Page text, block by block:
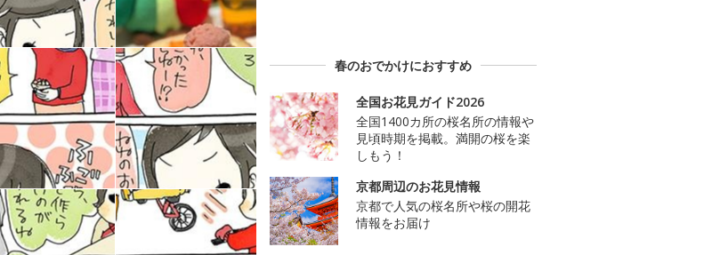
春のおでかけにおすすめ
全国お花見ガイド2026
全国1400カ所の桜名所の情報や
見頃時期を掲載。満開の桜を楽
しもう！
京都周辺のお花見情報
京都で人気の桜名所や桜の開花
情報をお届け